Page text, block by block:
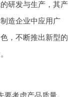
研发与生产，其产
造企业中应用广
，不断推出新型的